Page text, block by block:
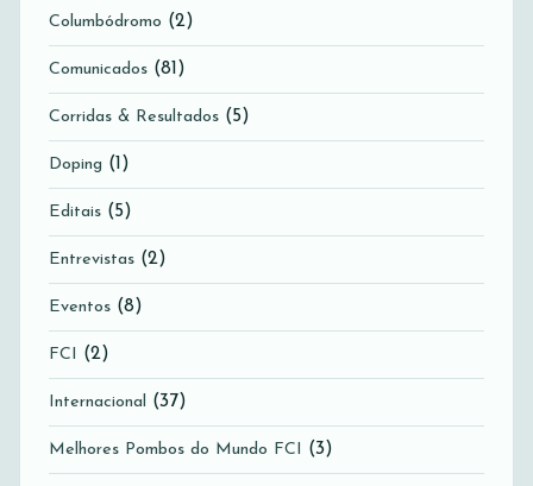
Columbódromo (2)
Comunicados (81)
Corridas & Resultados (5)
Doping (1)
Editais (5)
Entrevistas (2)
Eventos (8)
FCI (2)
Internacional (37)
Melhores Pombos do Mundo FCI (3)